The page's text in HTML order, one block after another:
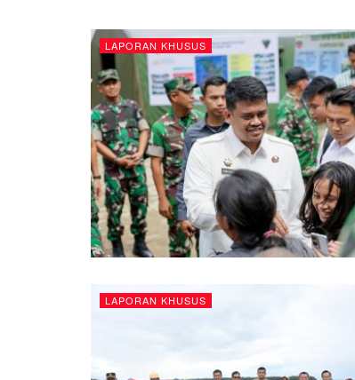
LAPORAN KHUSUS
LAPORAN KHUSUS